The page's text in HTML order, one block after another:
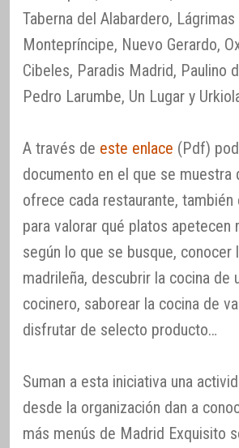
Taberna del Alabardero,
Montepríncipe, Nuevo Gerardo,
Cibeles, Paradis Madrid, Paulino
Pedro Larumbe, Un Lugar y
A través de este enlace (Pdf)
documento en el que se muestra
ofrece cada restaurante,
para valorar qué platos apetecen
según lo que se busque, conocer
madrileña, descubrir la cocina de
cocinero, saborear la cocina de
disfrutar de selecto producto…
Suman a esta iniciativa una
desde la organización dan a
más menús de Madrid Exquisito